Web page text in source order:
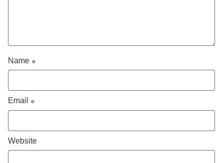
Name *
Email *
Website